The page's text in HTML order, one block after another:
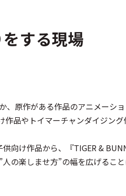
する現場
原作がある作品のアニメーシ
品やトイマーチャンダイジン
向け作品から、『TIGER &
の楽しませ方”の幅を広げるこ